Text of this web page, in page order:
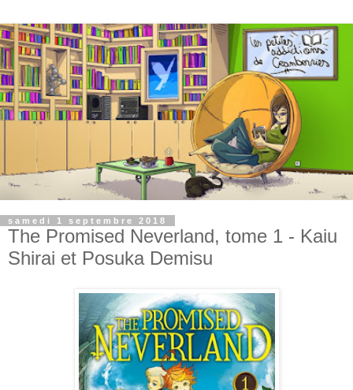
samedi 1 septembre 2018
The Promised Neverland, tome 1 - Kaiu
Shirai et Posuka Demisu